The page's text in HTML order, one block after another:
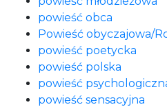
powieść obca
Powieść obyczajowa/
powieść poetycka
powieść polska
powieść
powieść sensacyjna